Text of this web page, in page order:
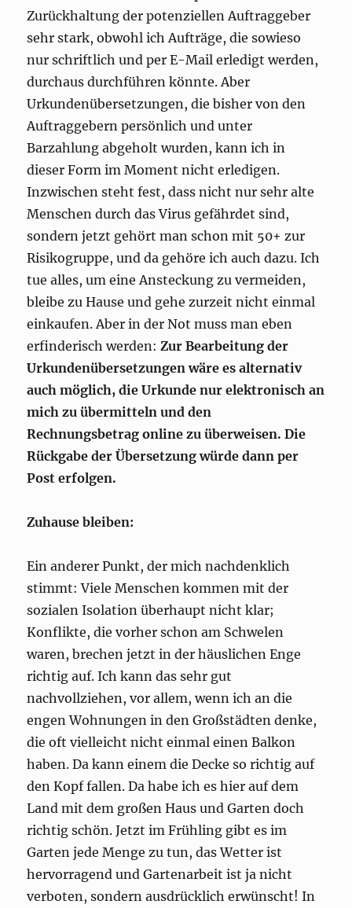
Zurückhaltung der potenziellen Auftraggeber
sehr stark, obwohl ich Aufträge, die sowieso
nur schriftlich und per E-Mail erledigt werden,
durchaus durchführen könnte. Aber
Urkundenübersetzungen, die bisher von den
Auftraggebern persönlich und unter
Barzahlung abgeholt wurden, kann ich in
dieser Form im Moment nicht erledigen.
Inzwischen steht fest, dass nicht nur sehr alte
Menschen durch das Virus gefährdet sind,
sondern jetzt gehört man schon mit 50+ zur
Risikogruppe, und da gehöre ich auch dazu. Ich
tue alles, um eine Ansteckung zu vermeiden,
bleibe zu Hause und gehe zurzeit nicht einmal
einkaufen. Aber in der Not muss man eben
erfinderisch werden:Zur Bearbeitung der
Urkundenübersetzungen wäre es alternativ
auch möglich, die Urkunde nur elektronisch an
mich zu übermitteln und den
Rechnungsbetrag online zu überweisen. Die
Rückgabe der Übersetzung würde dann per
Post erfolgen.
Zuhause bleiben:
Ein anderer Punkt, der mich nachdenklich
stimmt: Viele Menschen kommen mit der
sozialen Isolation überhaupt nicht klar;
Konflikte, die vorher schon am Schwelen
waren, brechen jetzt in der häuslichen Enge
richtig auf. Ich kann das sehr gut
nachvollziehen, vor allem, wenn ich an die
engen Wohnungen in den Großstädten denke,
die oft vielleicht nicht einmal einen Balkon
haben. Da kann einem die Decke so richtig auf
den Kopf fallen. Da habe ich es hier auf dem
Land mit dem großen Haus und Garten doch
richtig schön. Jetzt im Frühling gibt es im
Garten jede Menge zu tun, das Wetter ist
hervorragend und Gartenarbeit ist ja nicht
verboten, sondern ausdrücklich erwünscht! In